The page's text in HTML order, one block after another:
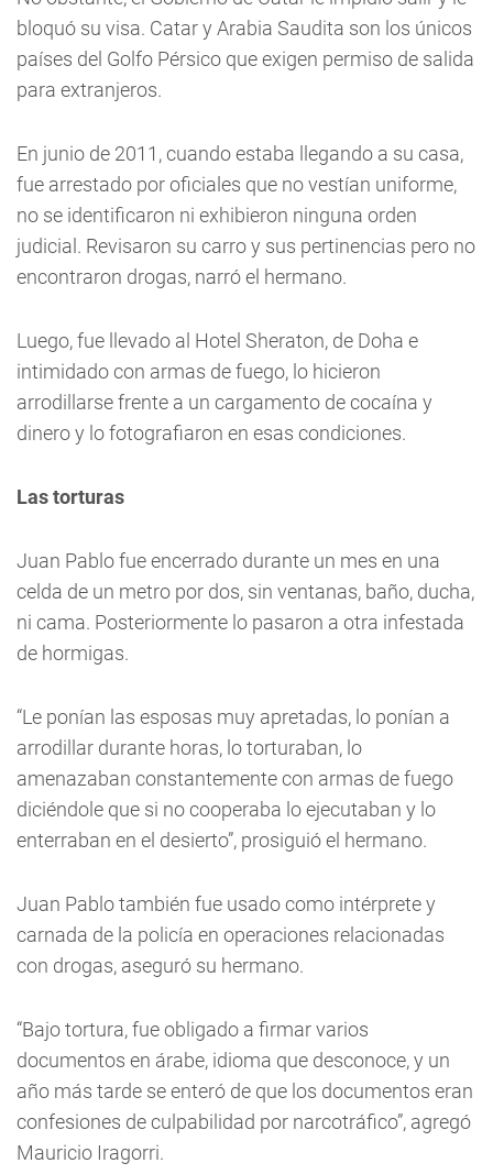
bloquó su visa. Catar y Arabia Saudita son los únicos
países del Golfo Pérsico que exigen permiso de salida
para extranjeros.
En junio de 2011, cuando estaba llegando a su casa,
fue arrestado por oficiales que no vestían uniforme,
no se identificaron ni exhibieron ninguna orden
judicial. Revisaron su carro y sus pertinencias pero no
encontraron drogas, narró el hermano.
Luego, fue llevado al Hotel Sheraton, de Doha e
intimidado con armas de fuego, lo hicieron
arrodillarse frente a un cargamento de cocaína y
dinero y lo fotografiaron en esas condiciones.
Las torturas
Juan Pablo fue encerrado durante un mes en una
celda de un metro por dos, sin ventanas, baño, ducha,
ni cama. Posteriormente lo pasaron a otra infestada
de hormigas.
“Le ponían las esposas muy apretadas, lo ponían a
arrodillar durante horas, lo torturaban, lo
amenazaban constantemente con armas de fuego
diciéndole que si no cooperaba lo ejecutaban y lo
enterraban en el desierto”, prosiguió el hermano.
Juan Pablo también fue usado como intérprete y
carnada de la policía en operaciones relacionadas
con drogas, aseguró su hermano.
“Bajo tortura, fue obligado a firmar varios
documentos en árabe, idioma que desconoce, y un
año más tarde se enteró de que los documentos eran
confesiones de culpabilidad por narcotráfico”, agregó
Mauricio Iragorri.